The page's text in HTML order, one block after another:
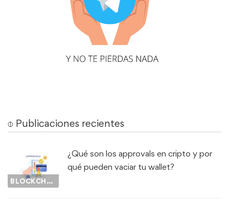
⌽ Publicaciones recientes
BLOCKCHAIN
¿Qué son los approvals en cripto y por
qué pueden vaciar tu wallet?